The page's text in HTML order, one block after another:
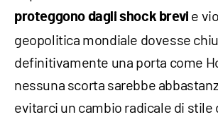
proteggono dagli shock brevi e
geopolitica mondiale dovesse
definitivamente una porta come
nessuna scorta sarebbe
evitarci un cambio radicale di stile